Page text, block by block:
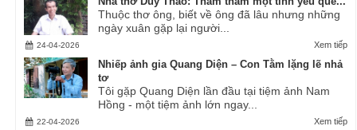
Thuộc thơ ông, biết về ông đã lâu nhưng những
ngày xuân gặp lại người...
Xem tiếp
24-04-2026
Nhiếp ảnh gia Quang Diện – Con Tằm lặng lẽ nhả
tơ
Tôi gặp Quang Diện lần đầu tại tiệm ảnh Nam
Hồng - một tiệm ảnh lớn ngay...
Xem tiếp
22-04-2026